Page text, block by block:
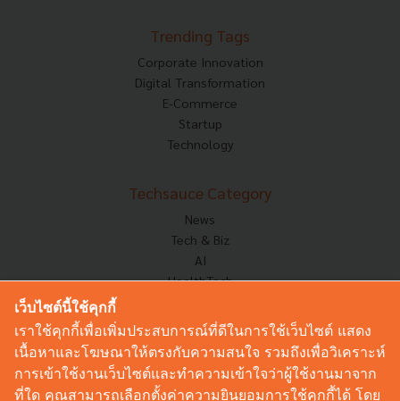
Trending Tags
Corporate Innovation
Digital Transformation
E-Commerce
Startup
Technology
Techsauce Category
News
Tech & Biz
AI
HealthTech
Corp Innov
Saucy Thoughts
Based On
Sustainable
เว็บไซต์นี้ใช้คุกกี้
เราใช้คุกกี้เพื่อเพิ่มประสบการณ์ที่ดีในการใช้เว็บไซต์ แสดง
เนื้อหาและโฆษณาให้ตรงกับความสนใจ รวมถึงเพื่อวิเคราะห์
การเข้าใช้งานเว็บไซต์และทำความเข้าใจว่าผู้ใช้งานมาจาก
ที่ใด คุณสามารถเลือกตั้งค่าความยินยอมการใช้คุกกี้ได้ โดย